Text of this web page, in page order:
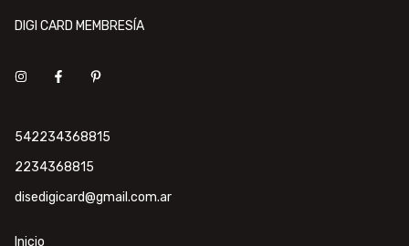
DIGI CARD MEMBRESÍA
542234368815
2234368815
disedigicard@gmail.com.ar
Inicio